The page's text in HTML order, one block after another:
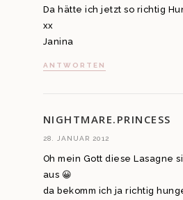
Da hätte ich jetzt so richtig
xx
Janina
ANTWORTEN
NIGHTMARE.PRINCESS
28. JANUAR 2012
Oh mein Gott diese Lasagne
aus 😀
da bekomm ich ja richtig